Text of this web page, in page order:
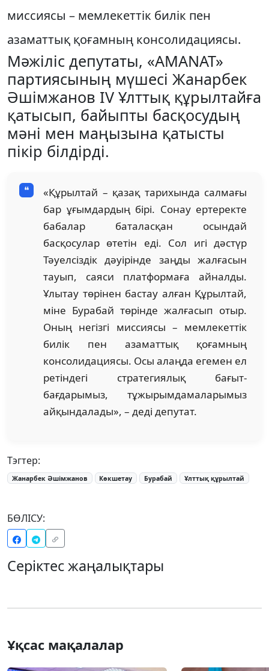
миссиясы – мемлекеттік билік пен
азаматтық қоғамның консолидациясы.
Мәжіліс депутаты, «AMANAT»
партиясының мүшесі Жанарбек
Әшімжанов IV Ұлттық құрылтайға
қатысып, байыпты басқосудың
мәні мен маңызына қатысты
пікір білдірді.
«Құрылтай – қазақ тарихында салмағы
бар ұғымдардың бірі. Сонау ертеректе
бабалар баталасқан осындай
басқосулар өтетін еді. Сол игі дәстүр
Тәуелсіздік дәуірінде заңды жалғасын
тауып, саяси платформаға айналды.
Ұлытау төрінен бастау алған Құрылтай,
міне Бурабай төрінде жалғасып отыр.
Оның негізгі миссиясы – мемлекеттік
билік пен азаматтық қоғамның
консолидациясы. Осы алаңда егемен ел
ретіндегі стратегиялық бағыт-
бағдарымыз, тұжырымдамаларымыз
айқындалады», – деді депутат.
Тэгтер:
Жанарбек Әшімжанов Көкшетау Бурабай Ұлттық құрылтай
БӨЛІСУ:
Серіктес жаңалықтары
Ұқсас мақалалар